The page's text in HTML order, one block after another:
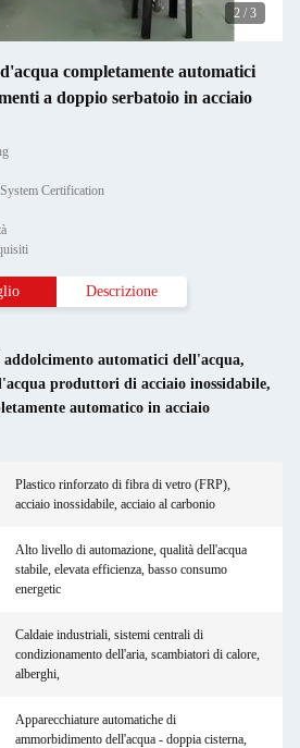
2 / 3
completamente automatici
a doppio serbatoio in acciaio
Certification
Descrizione
automatici dell'acqua,
produttori di acciaio inossidabile,
automatico in acciaio
Plastico rinforzato di fibra di vetro (FRP),
acciaio inossidabile, acciaio al carbonio
Alto livello di automazione, qualità dell'acqua
stabile, elevata efficienza, basso consumo
energetic
Caldaie industriali, sistemi centrali di
condizionamento dell'aria, scambiatori di calore,
alberghi,
Apparecchiature automatiche di
ammorbidimento dell'acqua - doppia cisterna,